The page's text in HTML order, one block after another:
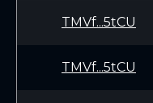
TMVf...5tCU
TMVf...5tCU